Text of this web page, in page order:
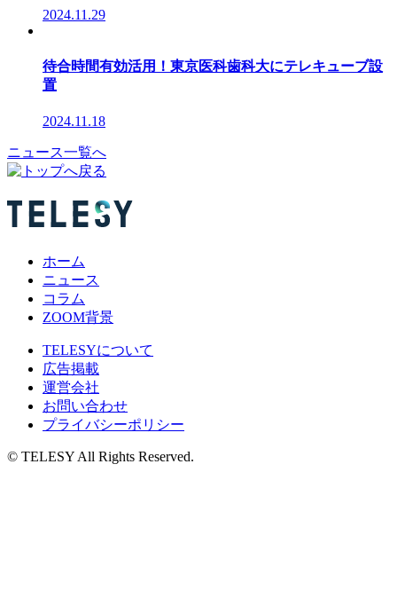
2024.11.29
待合時間有効活用！東京医科歯科大にテレキューブ設
置
2024.11.18
ニュース一覧へ
ホーム
ニュース
コラム
ZOOM背景
TELESYについて
広告掲載
運営会社
お問い合わせ
プライバシーポリシー
© TELESY All Rights Reserved.